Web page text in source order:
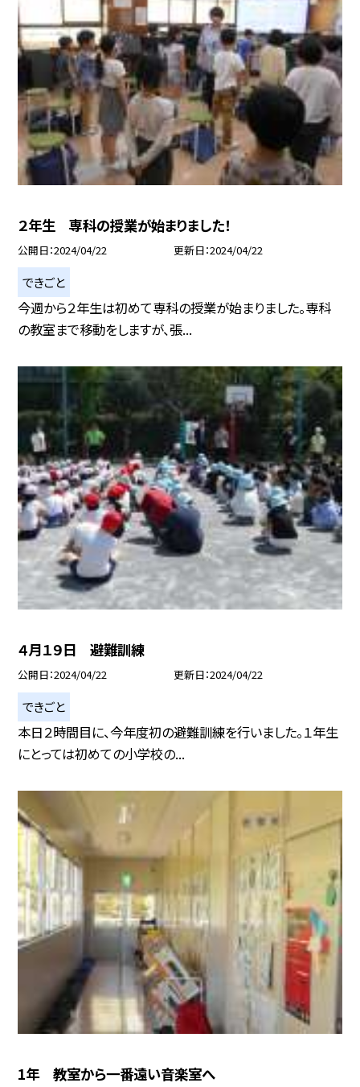
２年生 専科の授業が始まりました！
公開日 2024/04/22 更新日 2024/04/22
できごと
今週から２年生は初めて専科の授業が始まりました。専科
の教室まで移動をしますが、張...
４月１９日 避難訓練
公開日 2024/04/22 更新日 2024/04/22
できごと
本日２時間目に、今年度初の避難訓練を行いました。１年生
にとっては初めての小学校の...
1年 教室から一番遠い音楽室へ